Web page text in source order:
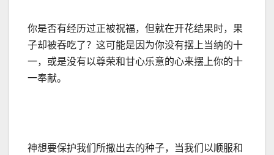
你是否有经历过正被祝福，但就在开花结果时，果
子却被吞吃了？这可能是因为你没有摆上当纳的十
一，或是没有以尊荣和甘心乐意的心来摆上你的十
一奉献。
神想要保护我们所撒出去的种子，当我们以顺服和